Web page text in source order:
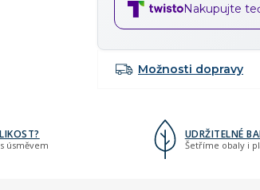
Nakupujte
Možnosti dopravy
úsměvem
UDRŽITELNÉ
Šetříme obaly i